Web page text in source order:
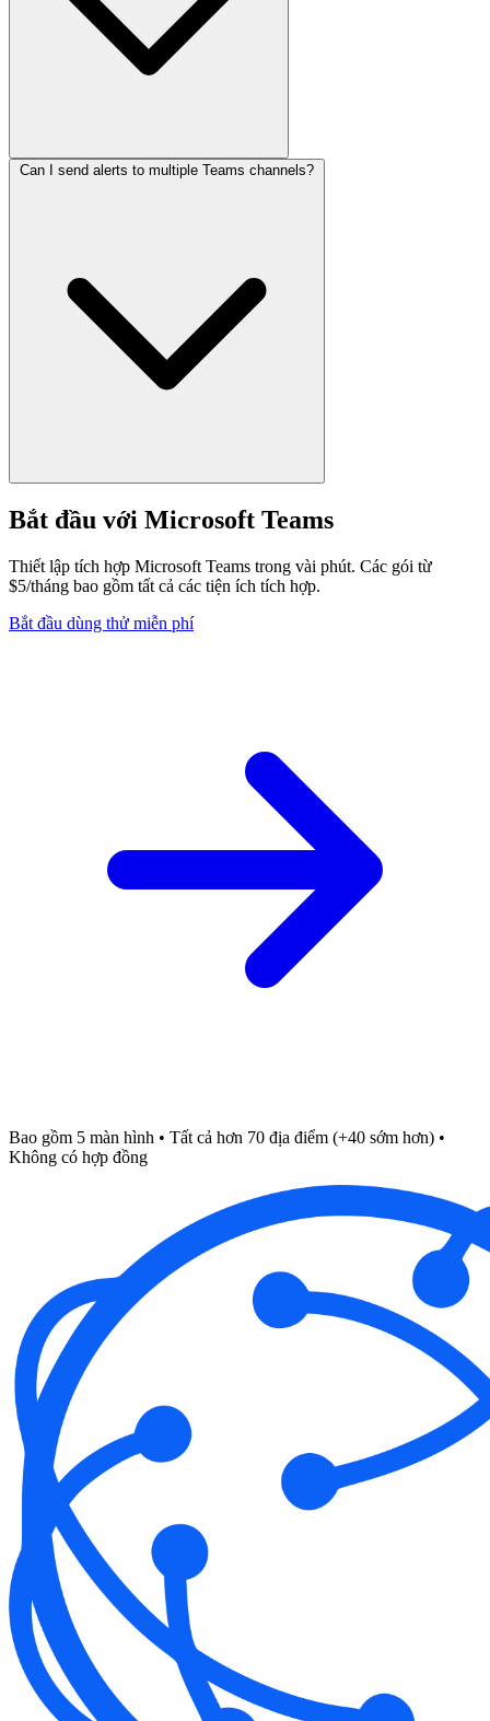
Can I send alerts to multiple Teams channels?
Bắt đầu với Microsoft Teams
Thiết lập tích hợp Microsoft Teams trong vài phút. Các gói từ
$5/tháng bao gồm tất cả các tiện ích tích hợp.
Bắt đầu dùng thử miễn phí
Bao gồm 5 màn hình • Tất cả hơn 70 địa điểm (+40 sớm hơn) •
Không có hợp đồng